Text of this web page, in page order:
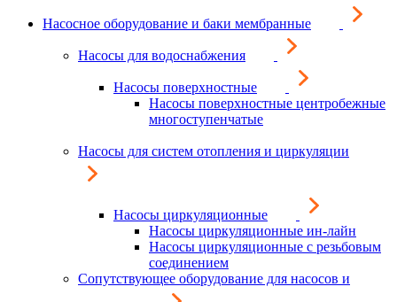
Насосное оборудование и баки мембранные
Насосы для водоснабжения
Насосы поверхностные
Насосы поверхностные центробежные
многоступенчатые
Насосы для систем отопления и циркуляции
Насосы циркуляционные
Насосы циркуляционные ин-лайн
Насосы циркуляционные с резьбовым
соединением
Сопутствующее оборудование для насосов и